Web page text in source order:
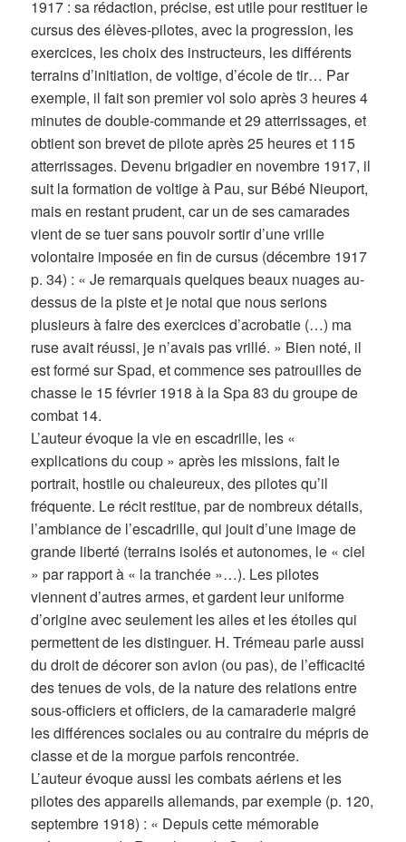
1917 : sa rédaction, précise, est utile pour restituer le
cursus des élèves-pilotes, avec la progression, les
exercices, les choix des instructeurs, les différents
terrains d’initiation, de voltige, d’école de tir… Par
exemple, il fait son premier vol solo après 3 heures 4
minutes de double-commande et 29 atterrissages, et
obtient son brevet de pilote après 25 heures et 115
atterrissages. Devenu brigadier en novembre 1917, il
suit la formation de voltige à Pau, sur Bébé Nieuport,
mais en restant prudent, car un de ses camarades
vient de se tuer sans pouvoir sortir d’une vrille
volontaire imposée en fin de cursus (décembre 1917
p. 34) : « Je remarquais quelques beaux nuages au-
dessus de la piste et je notai que nous serions
plusieurs à faire des exercices d’acrobatie (…) ma
ruse avait réussi, je n’avais pas vrillé. » Bien noté, il
est formé sur Spad, et commence ses patrouilles de
chasse le 15 février 1918 à la Spa 83 du groupe de
combat 14.
L’auteur évoque la vie en escadrille, les «
explications du coup » après les missions, fait le
portrait, hostile ou chaleureux, des pilotes qu’il
fréquente. Le récit restitue, par de nombreux détails,
l’ambiance de l’escadrille, qui jouit d’une image de
grande liberté (terrains isolés et autonomes, le « ciel
» par rapport à « la tranchée »…). Les pilotes
viennent d’autres armes, et gardent leur uniforme
d’origine avec seulement les ailes et les étoiles qui
permettent de les distinguer. H. Trémeau parle aussi
du droit de décorer son avion (ou pas), de l’efficacité
des tenues de vols, de la nature des relations entre
sous-officiers et officiers, de la camaraderie malgré
les différences sociales ou au contraire du mépris de
classe et de la morgue parfois rencontrée.
L’auteur évoque aussi les combats aériens et les
pilotes des appareils allemands, par exemple (p. 120,
septembre 1918) : « Depuis cette mémorable